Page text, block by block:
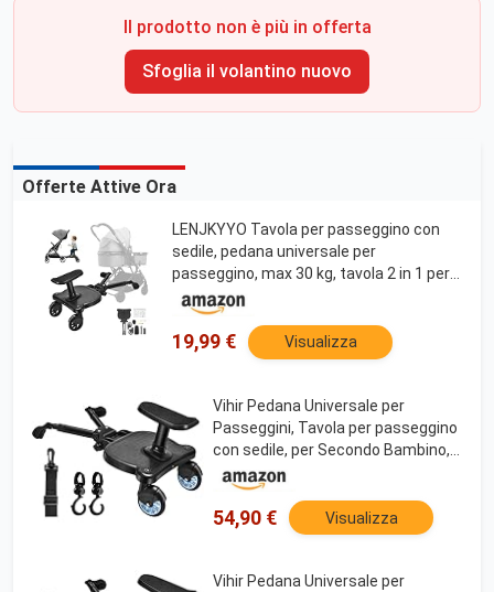
Il prodotto non è più in offerta
Sfoglia il volantino nuovo
Offerte Attive Ora
LENJKYYO Tavola per passeggino con
sedile, pedana universale per
passeggino, max 30 kg, tavola 2 in 1 per
fratelli, accessorio per passeggino nero
per bambini 2-6 anni
19,99 € Visualizza
Vihir Pedana Universale per
Passeggini, Tavola per passeggino
con sedile, per Secondo Bambino,
Con due ganci per passeggino, per
bambini di 2-6 anni (25 kg)
54,90 € Visualizza
Vihir Pedana Universale per